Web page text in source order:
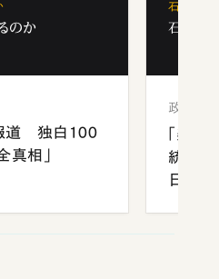
のか
報道 独白100
相」
石破茂、
石破茂
政治
「楽し
統領と
日米